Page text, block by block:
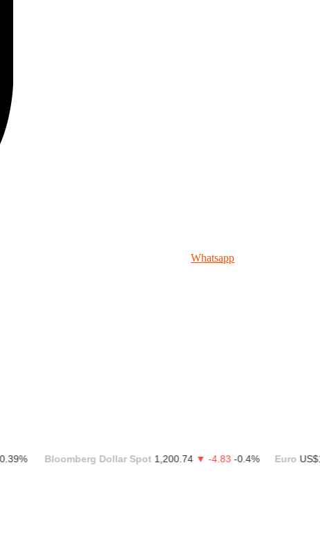
Whatsapp
Bloomberg Dollar Spot 1,200.74 ▼ -4.83-0.4% Euro US$1.1559